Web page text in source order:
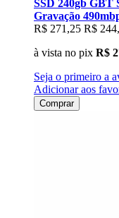
SSD 240gb GBT
Gravação
R$ 271,25 R$
à vista no pix R$
Seja o primeiro a
Adicionar aos
Comprar